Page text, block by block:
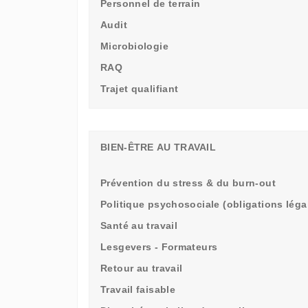
Personnel de terrain
Audit
Microbiologie
RAQ
Trajet qualifiant
BIEN-ÊTRE AU TRAVAIL
Prévention du stress & du burn-out
Politique psychosociale (obligations
Santé au travail
Lesgevers - Formateurs
Retour au travail
Travail faisable